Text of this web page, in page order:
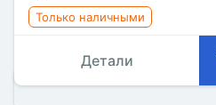
Только наличными
Детали